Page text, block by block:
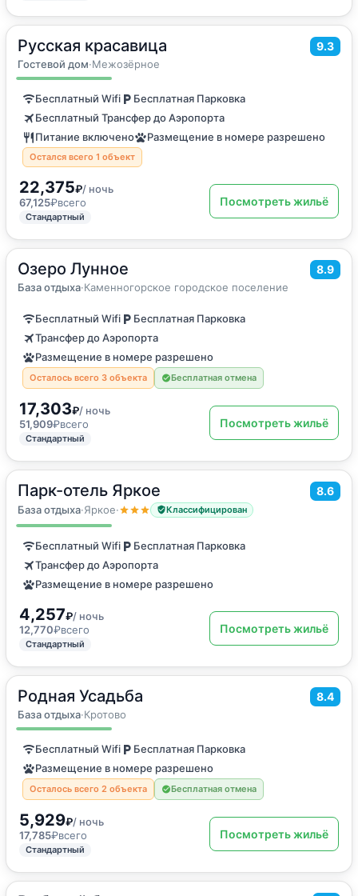
Русская красавица 9.3
Гостевой дом·Межозёрное
300м2·до 14 гостей
Дом для отпуска
Бесплатный Wifi
Бесплатная Парковка
Бесплатный Трансфер до Аэропорта
Питание включено
Размещение в номере разрешено
Остался всего 1 объект
22,375₽/ ночь
67,125₽всего
Стандартный
Посмотреть жильё
Озеро Лунное 8.9
База отдыха·Каменногорское городское поселение
150м ·до 8 гостей
Дом для отпуска
Бесплатный Wifi
Бесплатная Парковка
Трансфер до Аэропорта
Размещение в номере разрешено
Осталось всего 3 объекта Бесплатная отмена
17,303₽/ ночь
51,909₽всего
Стандартный
Посмотреть жильё
Парк-отель Яркое 8.6
База отдыха·Яркое· Классифицирован
22м2·2 гостя
Двухместный номер с 1 кроватью или 2 отдельными кроватями
Бесплатный Wifi
Бесплатная Парковка
Трансфер до Аэропорта
Размещение в номере разрешено
4,257₽/ ночь
12,770₽всего
Стандартный
Посмотреть жильё
Родная Усадьба 8.4
База отдыха·Кротово
30м2·4 гостя
Дом для отпуска
Бесплатный Wifi
Бесплатная Парковка
Размещение в номере разрешено
Осталось всего 2 объекта Бесплатная отмена
5,929₽/ ночь
17,785₽всего
Стандартный
Посмотреть жильё